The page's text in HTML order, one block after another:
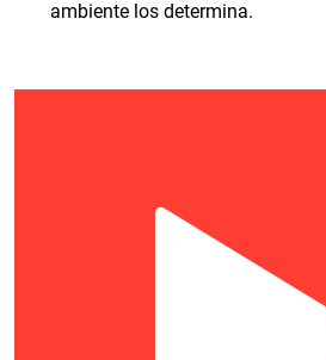
ambiente los determina.